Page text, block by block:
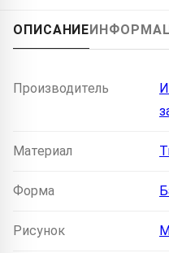
ОПИСАНИЕ
Производитель
Материал
Форма
Рисунок